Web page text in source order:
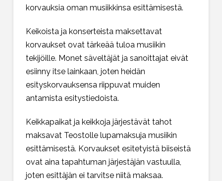
korvauksia oman musiikkinsa esittämisestä.
Keikoista ja konserteista maksettavat
korvaukset ovat tärkeää tuloa musiikin
tekijöille. Monet säveltäjät ja sanoittajat eivät
esiinny itse lainkaan, joten heidän
esityskorvauksensa riippuvat muiden
antamista esitystiedoista.
Keikkapaikat ja keikkoja järjestävät tahot
maksavat Teostolle lupamaksuja musiikin
esittämisestä. Korvaukset esitetyistä biiseistä
ovat aina tapahtuman järjestäjän vastuulla,
joten esittäjän ei tarvitse niitä maksaa.